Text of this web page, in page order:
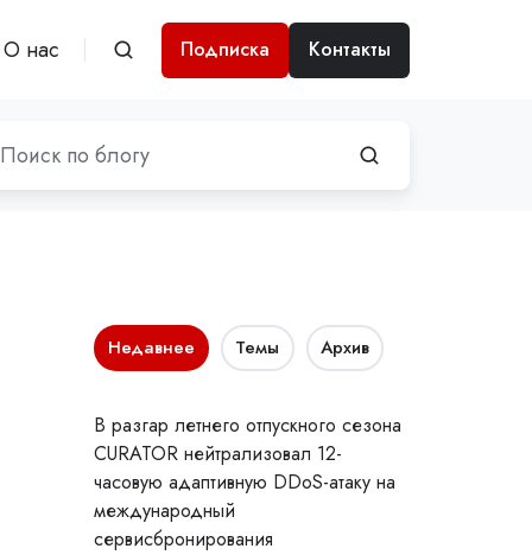
О нас Подписка Контакты
Недавнее Темы Архив
В разгар летнего отпускного сезона
CURATOR нейтрализовал 12-
часовую адаптивную DDoS-атаку на
международный
сервисбронирования